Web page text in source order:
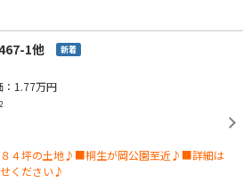
1他 新着
：1.77万円
2
４坪の土地♪■桐生が岡公園至近♪■詳細は
ください♪